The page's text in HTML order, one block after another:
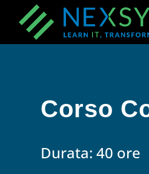
Corso
Durata: 40 ore